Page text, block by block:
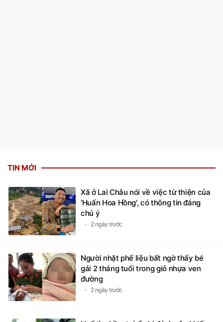
TIN MỚI
Xã ở Lai Châu nói về việc từ thiện của
'Huấn Hoa Hồng', có thông tin đáng
chú ý
2 ngày trước
Người nhặt phế liệu bất ngờ thấy bé
gái 2 tháng tuổi trong giỏ nhựa ven
đường
2 ngày trước